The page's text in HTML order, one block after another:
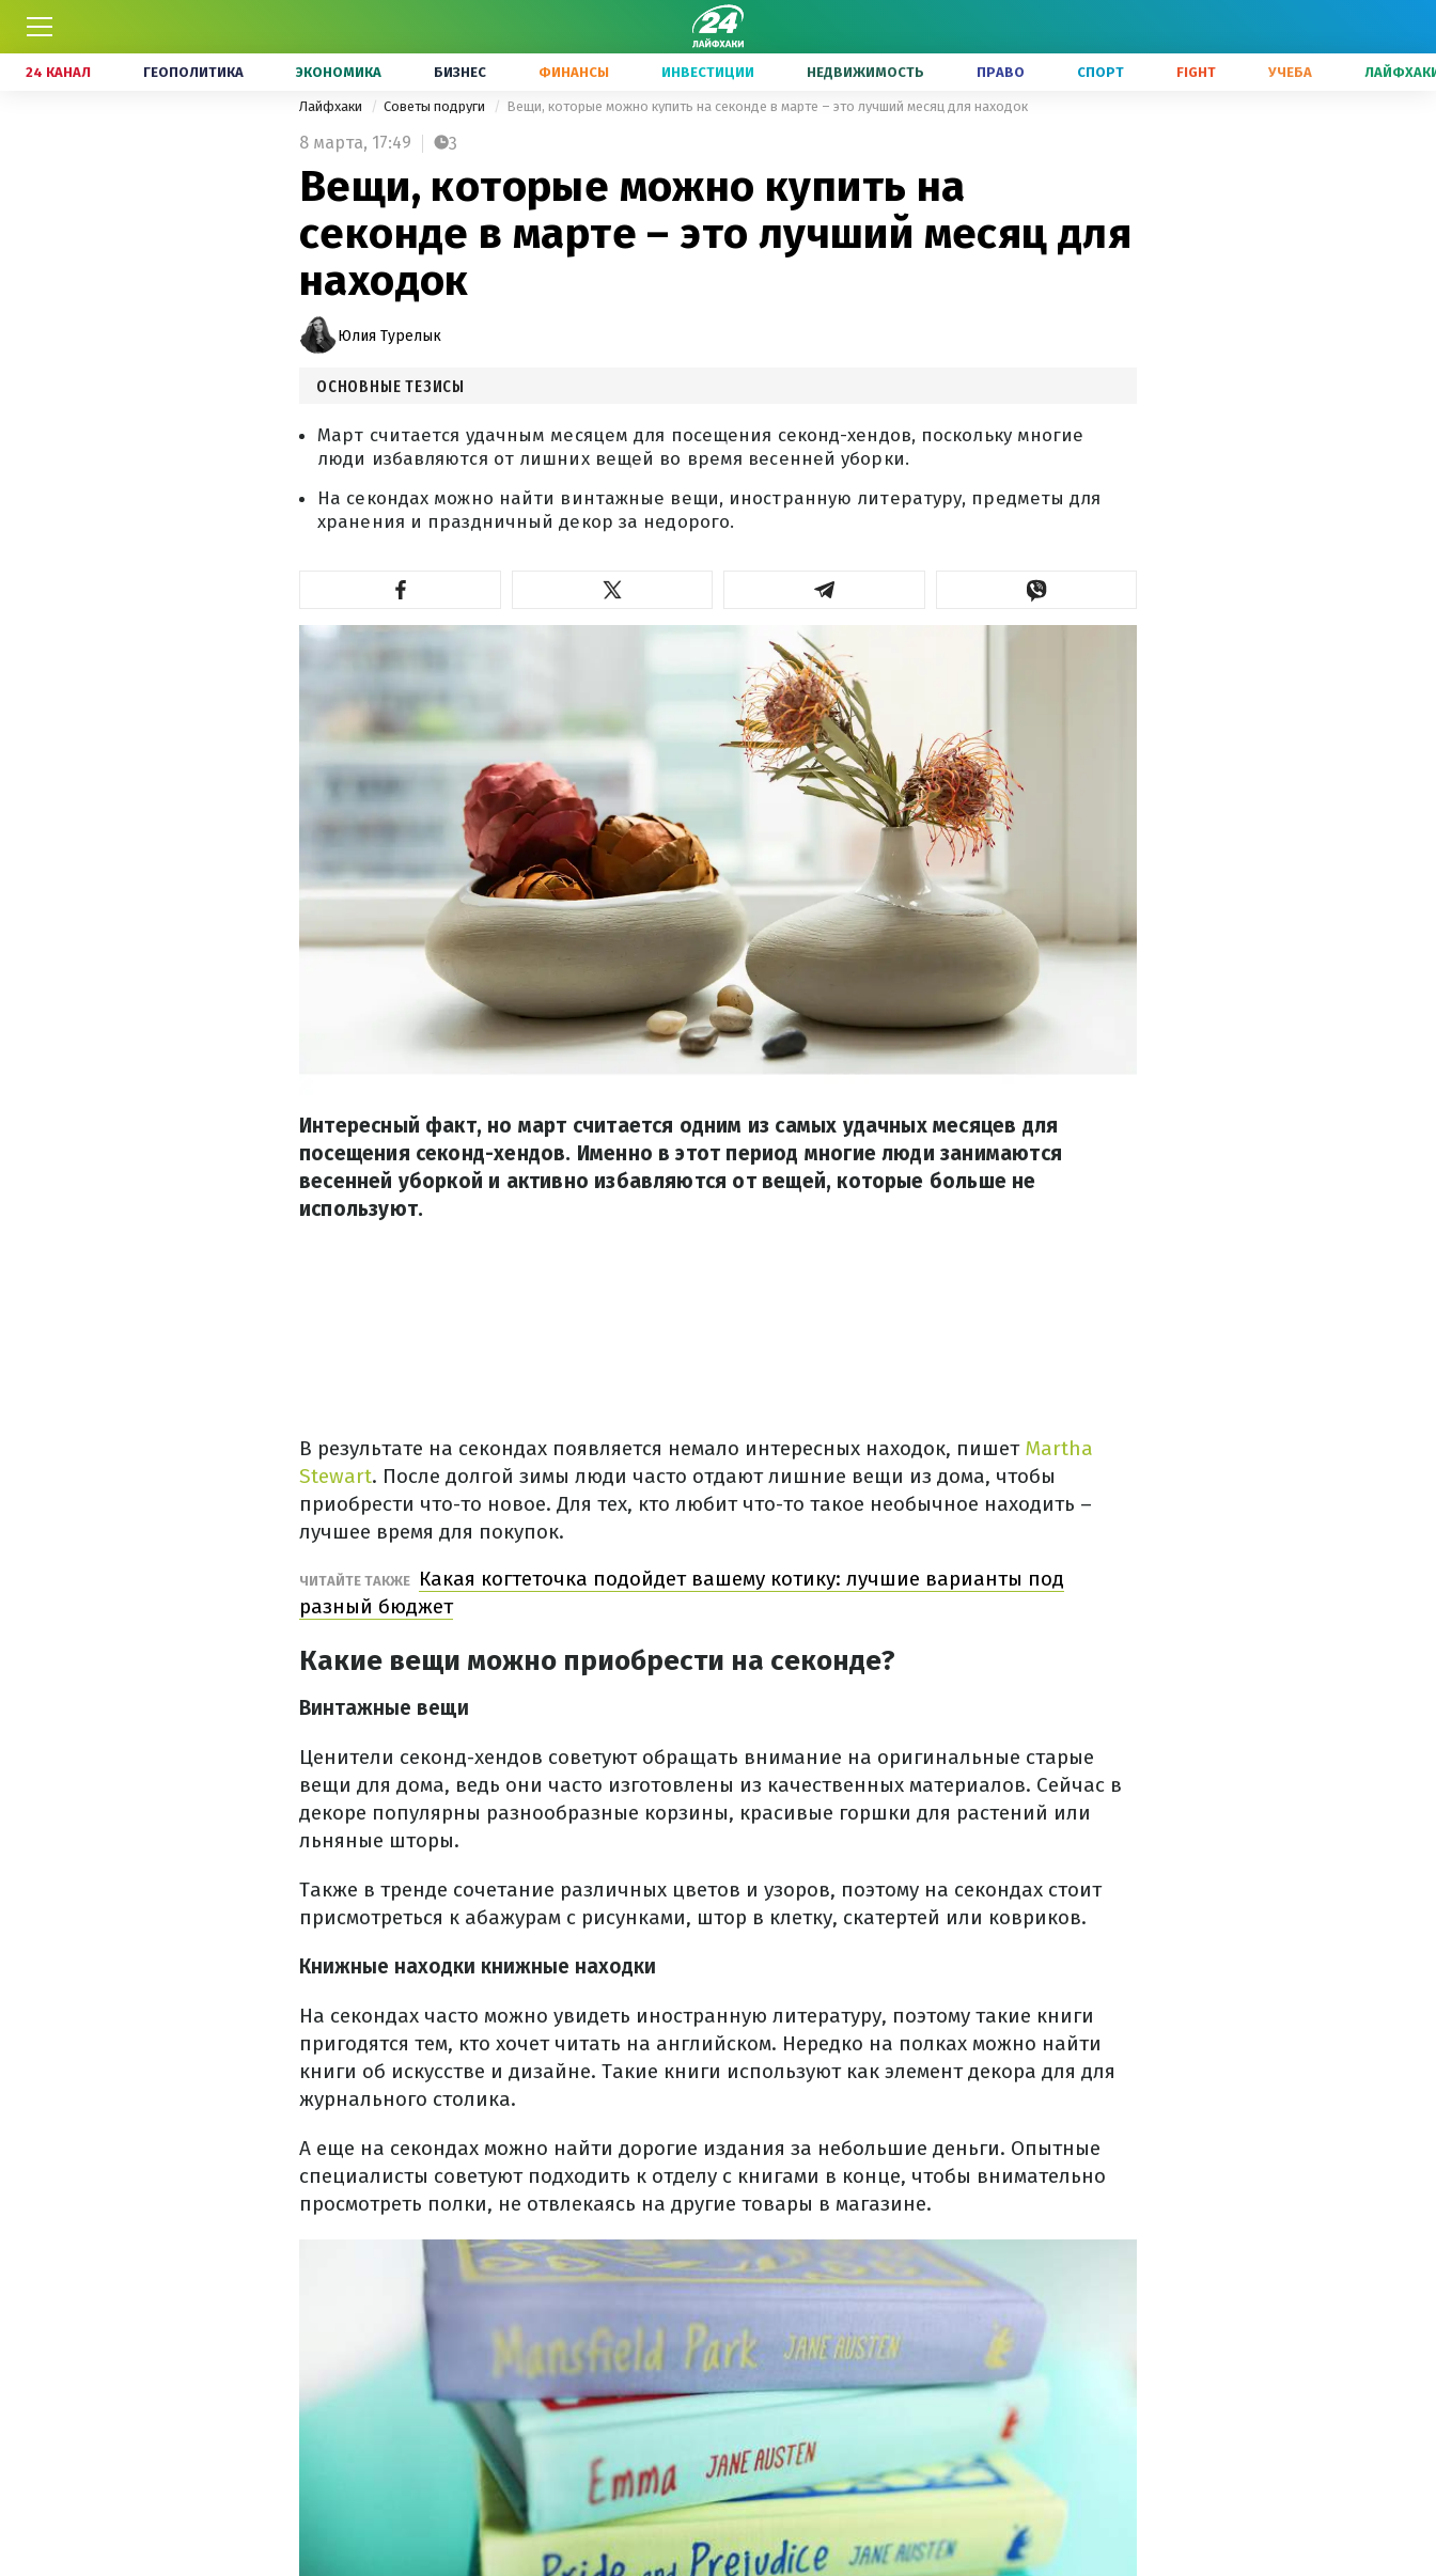
24 КАНАЛ ГЕОПОЛИТИКА ЭКОНОМИКА БИЗНЕС ФИНАНСЫ ИНВЕСТИЦИИ НЕДВИЖИМОСТЬ ПРАВО СПОРТ FIGHT УЧЕБА
Лайфхаки Советы подруги Вещи, которые можно купить на секонде в марте – это лучший месяц для находок
8 марта, 17:49 3
Вещи, которые можно купить на
секонде в марте – это лучший месяц для
находок
Юлия Турелык
ОСНОВНЫЕ ТЕЗИСЫ
Март считается удачным месяцем для посещения секонд-хендов, поскольку многие
люди избавляются от лишних вещей во время весенней уборки.
На секондах можно найти винтажные вещи, иностранную литературу, предметы для
хранения и праздничный декор за недорого.
Интересный факт, но март считается одним из самых удачных месяцев для
посещения секонд-хендов. Именно в этот период многие люди занимаются
весенней уборкой и активно избавляются от вещей, которые больше не
используют.
В результате на секондах появляется немало интересных находок, пишет Martha
Stewart. После долгой зимы люди часто отдают лишние вещи из дома, чтобы
приобрести что-то новое. Для тех, кто любит что-то такое необычное находить –
лучшее время для покупок.
ЧИТАЙТЕ ТАКЖЕ
Какая когтеточка подойдет вашему котику: лучшие варианты под
разный бюджет
Какие вещи можно приобрести на секонде?
Винтажные вещи
Ценители секонд-хендов советуют обращать внимание на оригинальные старые
вещи для дома, ведь они часто изготовлены из качественных материалов. Сейчас в
декоре популярны разнообразные корзины, красивые горшки для растений или
льняные шторы.
Также в тренде сочетание различных цветов и узоров, поэтому на секондах стоит
присмотреться к абажурам с рисунками, штор в клетку, скатертей или ковриков.
Книжные находки книжные находки
На секондах часто можно увидеть иностранную литературу, поэтому такие книги
пригодятся тем, кто хочет читать на английском. Нередко на полках можно найти
книги об искусстве и дизайне. Такие книги используют как элемент декора для для
журнального столика.
А еще на секондах можно найти дорогие издания за небольшие деньги. Опытные
специалисты советуют подходить к отделу с книгами в конце, чтобы внимательно
просмотреть полки, не отвлекаясь на другие товары в магазине.